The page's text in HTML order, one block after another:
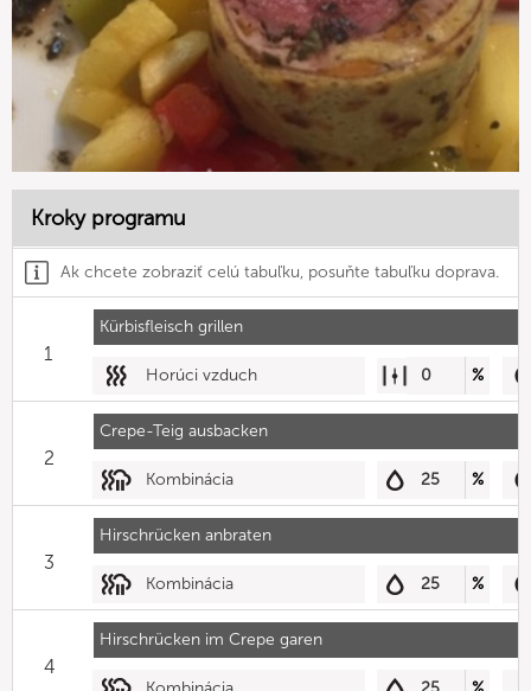
Kroky programu
Ak chcete zobraziť celú tabuľku, posuňte tabuľku doprava.
Kürbisfleisch grillen
1
Horúci vzduch 0 %
Crepe-Teig ausbacken
2
Kombinácia 25 %
Hirschrücken anbraten
3
Kombinácia 25 %
Hirschrücken im Crepe garen
4